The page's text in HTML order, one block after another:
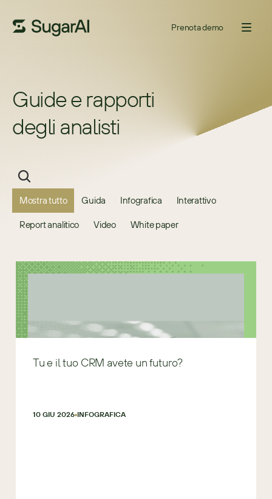
Prenota demo
Guide e rapporti
degli analisti
Mostra tutto Guida Infografica Interattivo
Report analitico Video White paper
Tu e il tuo CRM avete un futuro?
10 GIU 2026 INFOGRAFICA